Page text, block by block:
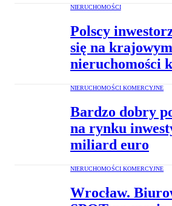
NIERUCHOMOŚCI
Polscy
się na
nieruchomości
NIERUCHOMOŚCI KOMERCYJNE
Bardzo dobry
na rynku
miliard euro
NIERUCHOMOŚCI KOMERCYJNE
Wrocław.